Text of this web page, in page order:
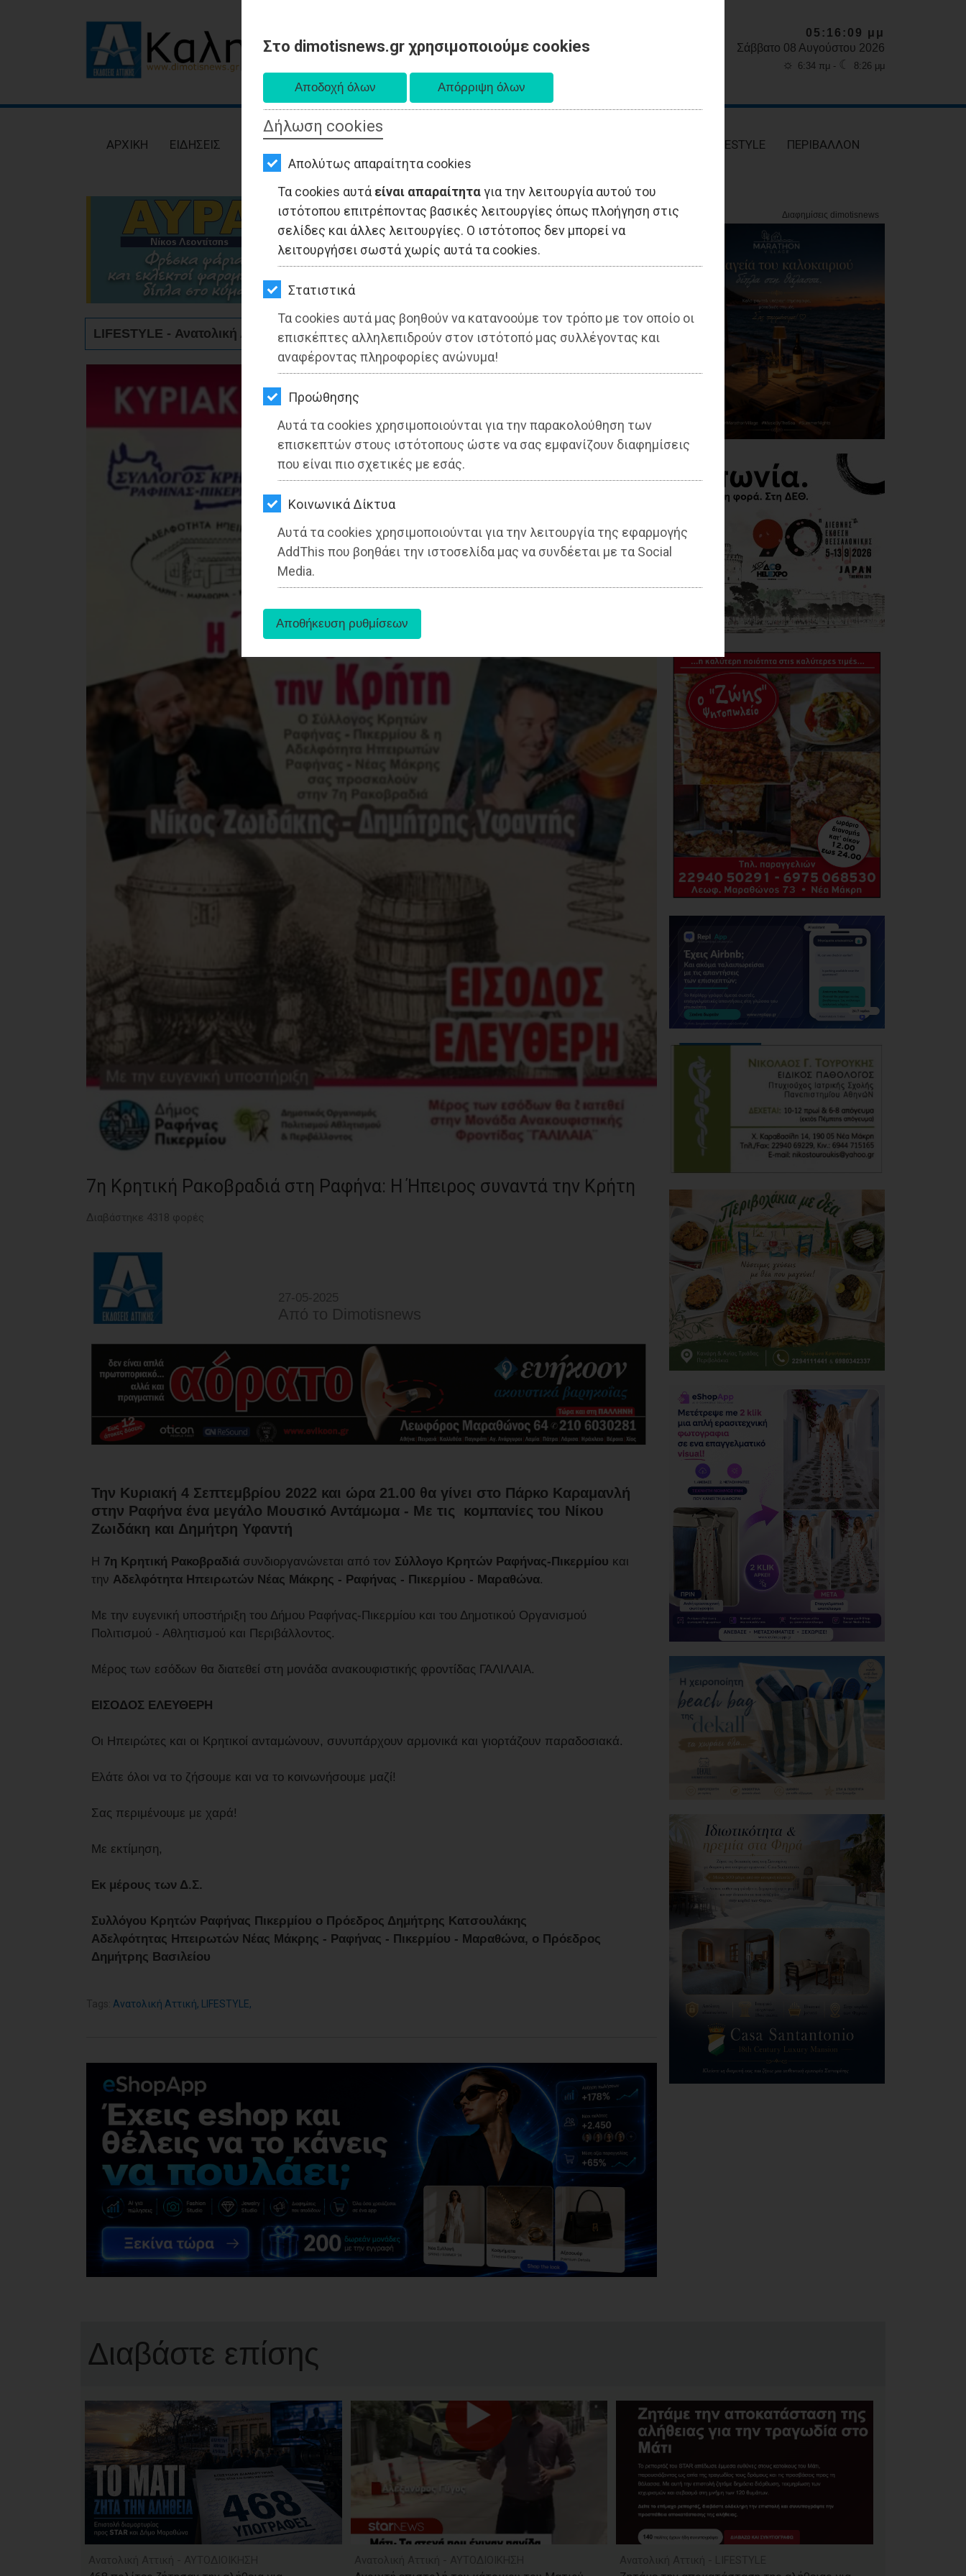
Στο dimotisnews.gr χρησιμοποιούμε cookies
Δήλωση cookies
Απολύτως απαραίτητα cookies
Τα cookies αυτά είναι απαραίτηταγια την λειτουργία αυτού του
ιστότοπου επιτρέποντας βασικές λειτουργίες όπως πλοήγηση στις
σελίδες και άλλες λειτουργίες. Ο ιστότοπος δεν μπορεί να
λειτουργήσει σωστά χωρίς αυτά τα cookies.
Στατιστικά
Τα cookies αυτά μας βοηθούν να κατανοούμε τον τρόπο με τον οποίο οι
επισκέπτες αλληλεπιδρούν στον ιστότοπό μας συλλέγοντας και
αναφέροντας πληροφορίες ανώνυμα!
Προώθησης
Αυτά τα cookies χρησιμοποιούνται για την παρακολούθηση των
επισκεπτών στους ιστότοπους ώστε να σας εμφανίζουν διαφημίσεις
που είναι πιο σχετικές με εσάς.
Kοινωνικά Δίκτυα
Αυτά τα cookies χρησιμοποιούνται για την λειτουργία της εφαρμογής
AddThis που βοηθάει την ιστοσελίδα μας να συνδέεται με τα Social
Media.
ΕΙΔΗΣΕΙΣ
ΑΘΛΗΤΙΣΜΟΣ
ΠΟΛΙΤΙΣΜΟΣ
ΠΕΡΙΒΑΛΛΟΝ
ΑΠΟΣΤΟΛΗ
05:16:11 μμ
Σάββατο 08 Αυγούστου 2026
☼ 6:34 πμ - ☾ 8:26 μμ
AΡΧΙΚΗ ΕΙΔΗΣΕΙΣ LIFESTYLE ΠΕΡΙΒΑΛΛΟΝ
LIFESTYLE - Ανατολική Αττική
7η Κρητική Ρακοβραδιά στη Ραφήνα: Η Ήπειρος συναντά την Κρήτη
Διαβάστηκε 4318 φορές
27-05-2025
Από τo Dimotisnews
Την Κυριακή 4 Σεπτεμβρίου 2022 και ώρα 21.00 θα γίνει στο Πάρκο Καραμανλή
στην Ραφήνα ένα μεγάλο Μουσικό Αντάμωμα - Με τις κομπανίες του Νίκου
Ζωιδάκη και Δημήτρη Υφαντή
Η 7η Κρητική Ρακοβραδιά συνδιοργανώνεται από τον Σύλλογο Κρητών Ραφήνας-Πικερμίου και
την Αδελφότητα Ηπειρωτών Νέας Μάκρης - Ραφήνας - Πικερμίου - Μαραθώνα.
Με την ευγενική υποστήριξη του Δήμου Ραφήνας-Πικερμίου και του Δημοτικού Οργανισμού
Πολιτισμού - Αθλητισμού και Περιβάλλοντος.
Μέρος των εσόδων θα διατεθεί στη μονάδα ανακουφιστικής φροντίδας ΓΑΛΙΛΑΙΑ.
ΕΙΣΟΔΟΣ ΕΛΕΥΘΕΡΗ
Οι Ηπειρώτες και οι Κρητικοί ανταμώνουν, συνυπάρχουν αρμονικά και γιορτάζουν παραδοσιακά.
Ελάτε όλοι να το ζήσουμε και να το κοινωνήσουμε μαζί!
Σας περιμένουμε με χαρά!
Με εκτίμηση,
Εκ μέρους των Δ.Σ.
Συλλόγου Κρητών Ραφήνας Πικερμίου ο Πρόεδρος Δημήτρης Κατσουλάκης
Αδελφότητας Ηπειρωτών Νέας Μάκρης - Ραφήνας - Πικερμίου - Μαραθώνα, ο Πρόεδρος
Δημήτρης Βασιλείου
Tags: Ανατολική Αττική, LIFESTYLE,
Διαβάστε επίσης